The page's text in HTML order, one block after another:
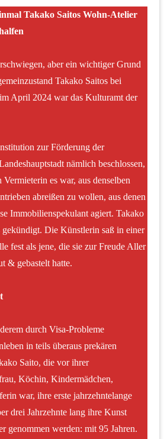
Takako Saitos Wohn-Atelier
aber ein wichtiger Grund
Takako Saitos bei
April 2024 war das Kulturamt der
zur Förderung der
nämlich beschlossen,
Vermieterin es war, aus denselben
abreißen zu wollen, aus denen
Immobilienspekulant agiert. Takako
gekündigt. Die Künstlerin saß in einer
fest als jene, die sie zur Freude Aller
& gebastelt hatte.
durch Visa-Probleme
in teils überaus prekären
Saito, die vor ihrer
Köchin, Kindermädchen,
war, ihre erste jahrzehntelange
drei Jahrzehnte lang ihre Kunst
genommen werden: mit 95 Jahren.